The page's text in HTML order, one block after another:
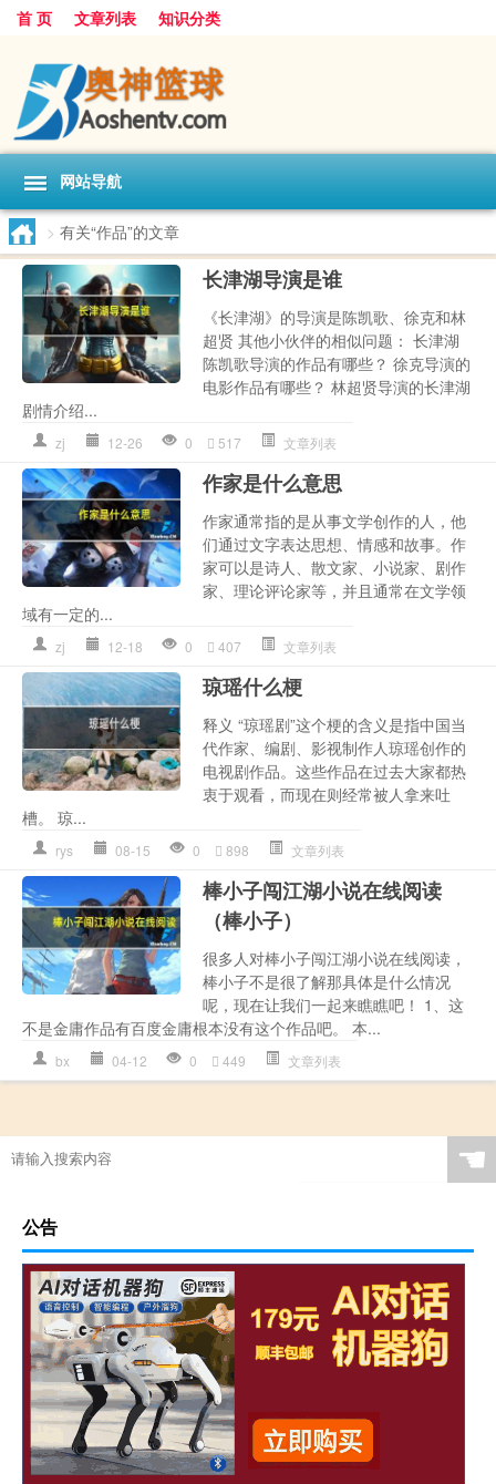
首 页 文章列表 知识分类
网站导航
> 有关“作品”的文章
长津湖导演是谁
《长津湖》的导演是陈凯歌、徐克和林
超贤 其他小伙伴的相似问题： 长津湖
陈凯歌导演的作品有哪些？ 徐克导演的
电影作品有哪些？ 林超贤导演的长津湖
剧情介绍...
zj 12-26 0 517 文章列表
作家是什么意思
作家通常指的是从事文学创作的人，他
们通过文字表达思想、情感和故事。作
家可以是诗人、散文家、小说家、剧作
家、理论评论家等，并且通常在文学领
域有一定的...
zj 12-18 0 407 文章列表
琼瑶什么梗
释义 “琼瑶剧”这个梗的含义是指中国当
代作家、编剧、影视制作人琼瑶创作的
电视剧作品。这些作品在过去大家都热
衷于观看，而现在则经常被人拿来吐
槽。 琼...
rys 08-15 0 898 文章列表
棒小子闯江湖小说在线阅读
（棒小子）
很多人对棒小子闯江湖小说在线阅读，
棒小子不是很了解那具体是什么情况
呢，现在让我们一起来瞧瞧吧！ 1、这
不是金庸作品有百度金庸根本没有这个作品吧。 本...
bx 04-12 0 449 文章列表
☚
公告